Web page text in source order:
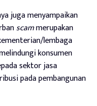
juga menyampaikan
scammerupakan
lembaga
konsumen
sektor jasa
pada pembangunan